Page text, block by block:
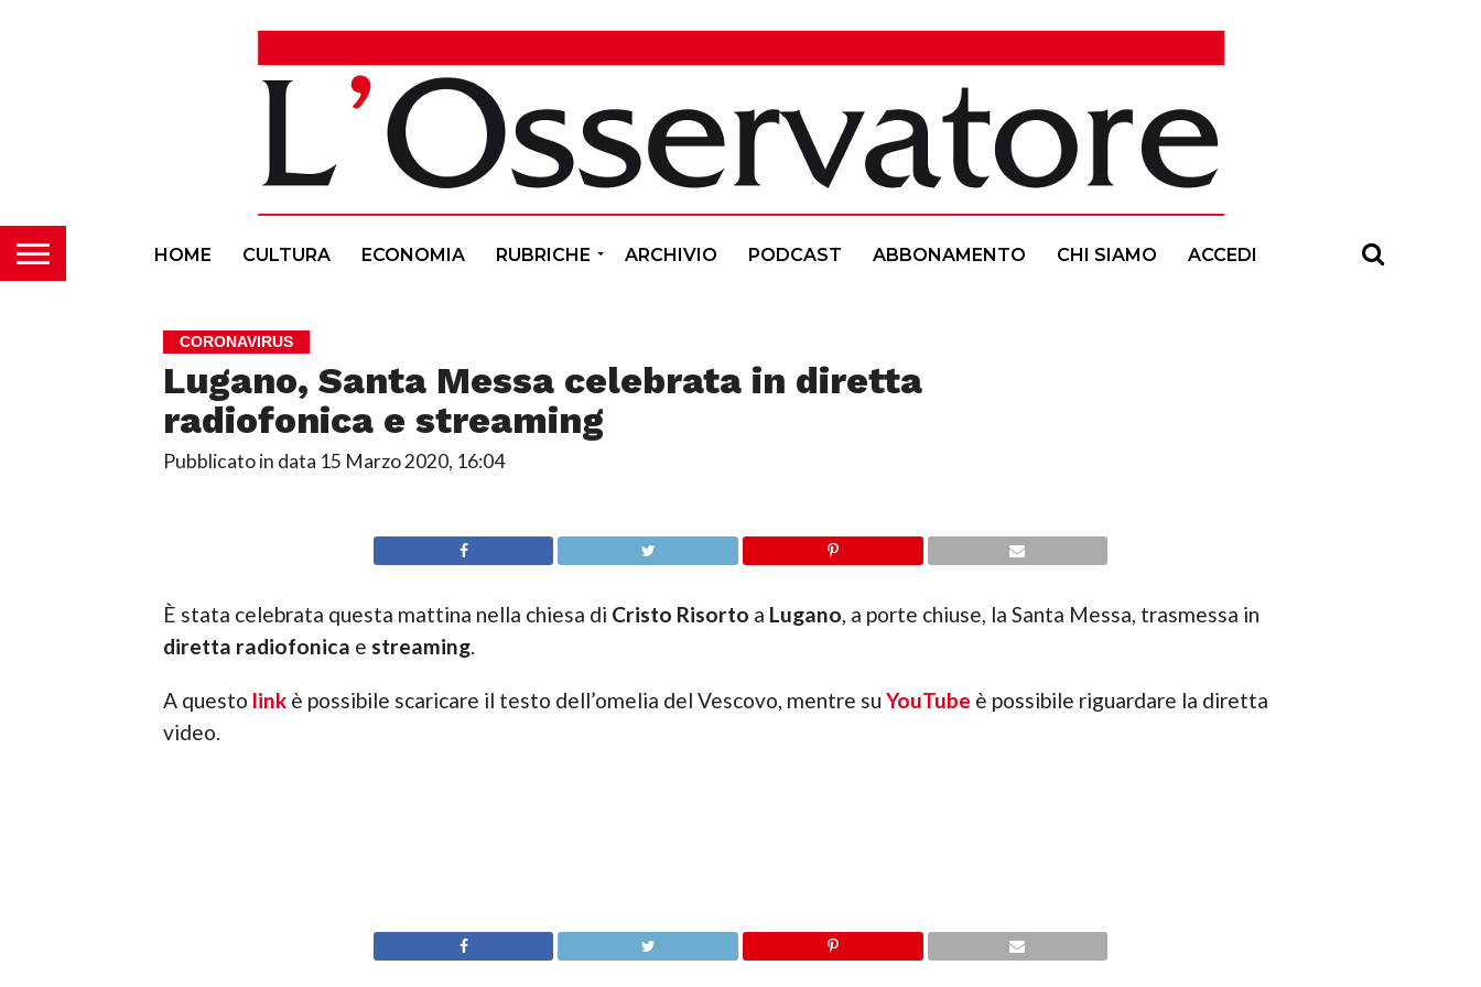
HOME CULTURA ECONOMIA RUBRICHE ARCHIVIO PODCAST ABBONAMENTO CHI SIAMO ACCEDI
CORONAVIRUS
Lugano, Santa Messa celebrata in diretta
radiofonica e streaming
Pubblicato in data 15 Marzo 2020, 16:04
È stata celebrata questa mattina nella chiesa di Cristo Risorto a Lugano, a porte chiuse, la Santa Messa, trasmessa in
diretta radiofonica e streaming.
A questo linkè possibile scaricare il testo dell’omelia del Vescovo, mentre su YouTube è possibile riguardare la diretta
video.